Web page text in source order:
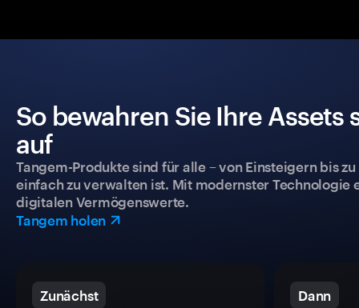
So bewahren Sie Ihre
auf
Tangem-Produkte sind für alle – von Einsteigern bis
einfach zu verwalten ist. Mit modernster
digitalen Vermögenswerte.
Tangem holen
Zunächst Dann